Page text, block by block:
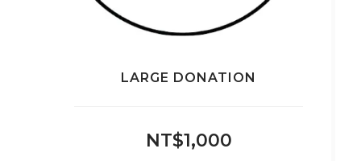
選
LARGE DONATION
NT$1,000